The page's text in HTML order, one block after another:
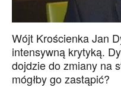
Wójt Krościenka Jan
intensywną krytyką.
dojdzie do zmiany na
mógłby go zastąpić?